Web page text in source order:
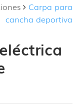
Carpa para
cancha deportiva